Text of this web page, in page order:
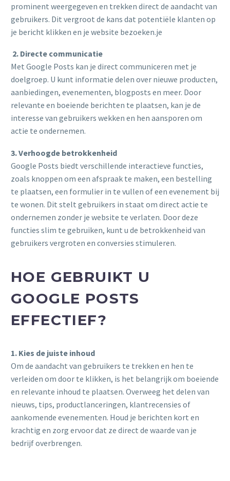
prominent weergegeven en trekken direct de aandacht van
gebruikers. Dit vergroot de kans dat potentiële klanten op
je bericht klikken en je website bezoeken.je
2. Directe communicatie
Met Google Posts kan je direct communiceren met je
doelgroep. U kunt informatie delen over nieuwe producten,
aanbiedingen, evenementen, blogposts en meer. Door
relevante en boeiende berichten te plaatsen, kan je de
interesse van gebruikers wekken en hen aansporen om
actie te ondernemen.
3. Verhoogde betrokkenheid
Google Posts biedt verschillende interactieve functies,
zoals knoppen om een afspraak te maken, een bestelling
te plaatsen, een formulier in te vullen of een evenement bij
te wonen. Dit stelt gebruikers in staat om direct actie te
ondernemen zonder je website te verlaten. Door deze
functies slim te gebruiken, kunt u de betrokkenheid van
gebruikers vergroten en conversies stimuleren.
HOE GEBRUIKT U
GOOGLE POSTS
EFFECTIEF?
1. Kies de juiste inhoud
Om de aandacht van gebruikers te trekken en hen te
verleiden om door te klikken, is het belangrijk om boeiende
en relevante inhoud te plaatsen. Overweeg het delen van
nieuws, tips, productlanceringen, klantrecensies of
aankomende evenementen. Houd je berichten kort en
krachtig en zorg ervoor dat ze direct de waarde van je
bedrijf overbrengen.